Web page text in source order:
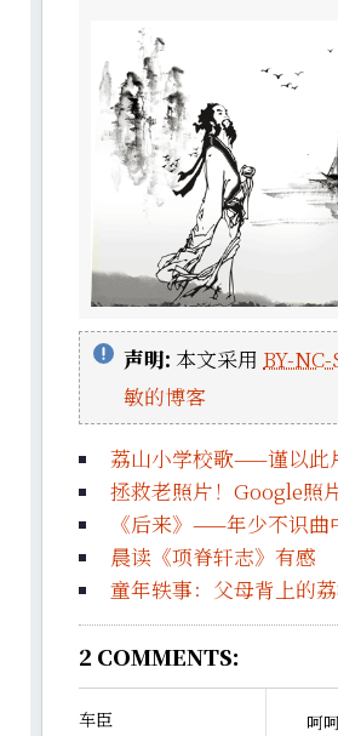
声明: 本文采用 BY-NC-
敏的博客
荔山小学校歌——谨以此
拯救老照片！Google照
《后来》——年少不识
晨读《项脊轩志》有感
童年轶事：父母背上的
2COMMENTS:
呵
车臣